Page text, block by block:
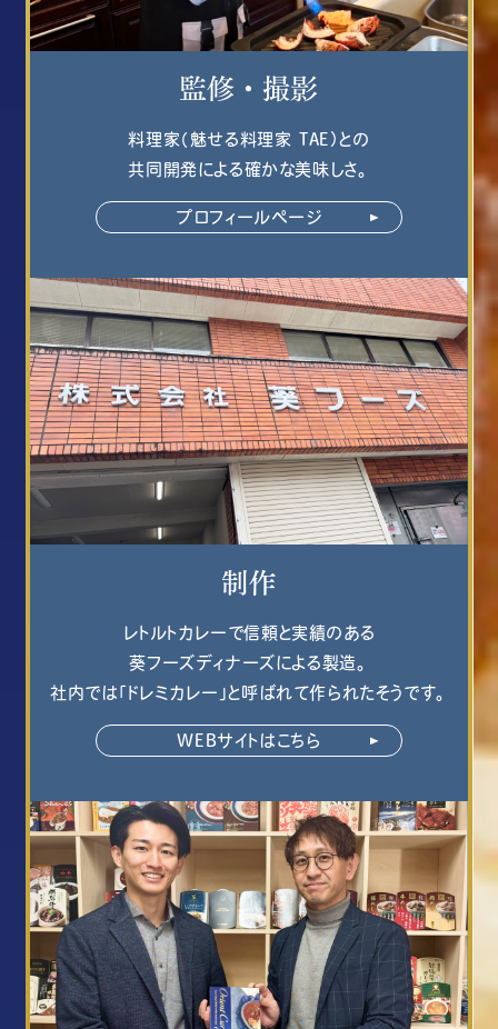
料理家（魅せる料理家 TAE）との
共同開発による確かな美味しさ。
プロフィールページ
レトルトカレーで信頼と実績のある
葵フーズディナーズによる製造。
社内では「ドレミカレー」と呼ばれて作られたそうです。
WEBサイトはこちら